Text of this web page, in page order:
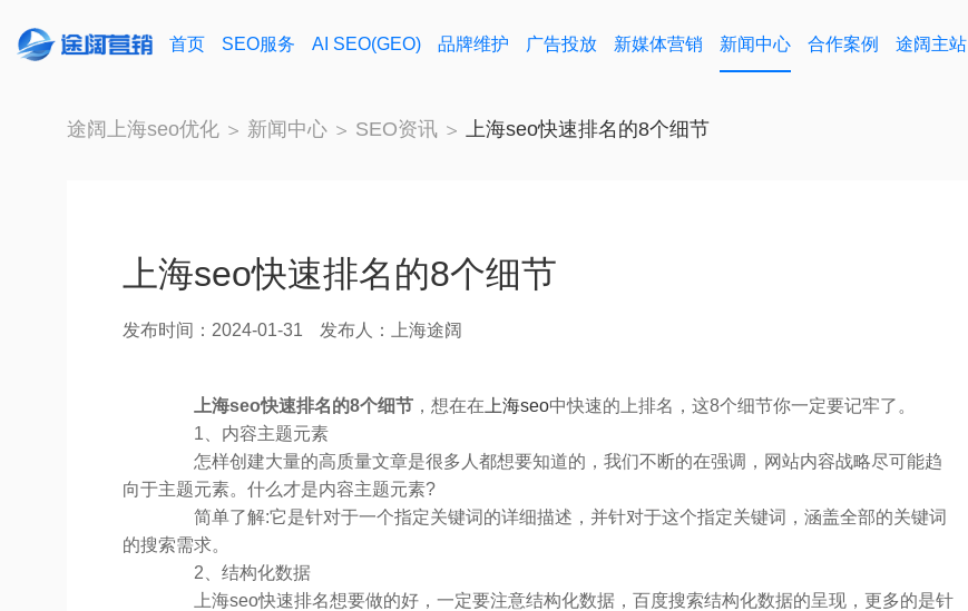
首页 SEO服务 AI SEO(GEO) 品牌维护 广告投放 新媒体营销 新闻中心 合作案例 途阔主站
途阔上海seo优化 新闻中心 SEO资讯 上海seo快速排名的8个细节
上海seo快速排名的8个细节
发布时间：2024-01-31 发布人：上海途阔
上海seo快速排名的8个细节 ，想在在 上海seo中快速的上排名，这8个细节你一定要记牢了。
1、内容主题元素
怎样创建大量的高质量文章是很多人都想要知道的，我们不断的在强调，网站内容战略尽可能趋
向于主题元素。什么才是内容主题元素?
简单了解:它是针对于一个指定关键词的详细描述，并针对于这个指定关键词，涵盖全部的关键词
的搜索需求。
2、结构化数据
上海seo快速排名想要做的好，一定要注意结构化数据，百度搜索结构化数据的呈现，更多的是针